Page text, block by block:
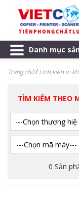
Danh mục
Trang chủ Linh kiện in
TÌM KIẾM THEO
0 Sản